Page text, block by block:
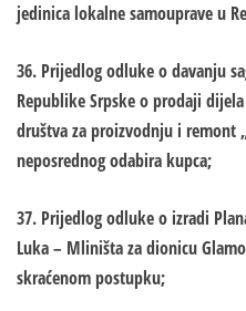
jedinica lokalne samouprave u
36. Prijedlog odluke o davanju
Republike Srpske o prodaji
društva za proizvodnju i remont
neposrednog odabira kupca;
37. Prijedlog odluke o izradi
Luka – Mliništa za dionicu
skraćenom postupku;